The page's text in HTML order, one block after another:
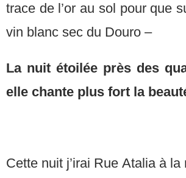
trace de l’or au sol pour que
vin blanc sec du Douro –
La nuit étoilée près des
elle chante plus fort la
Cette nuit j’irai Rue Atalia à